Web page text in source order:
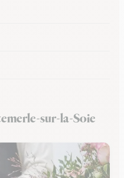
sur-la-Soie